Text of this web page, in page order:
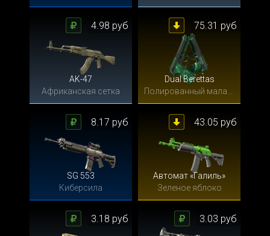
AK-47
Африканская сетка
4.98 руб
Dual Berettas
75.31 руб
SG 553
Киберсила
8.17 руб
Автомат «Галиль»
Зеленое яблоко
43.05 руб
3.18 руб 3.03 руб